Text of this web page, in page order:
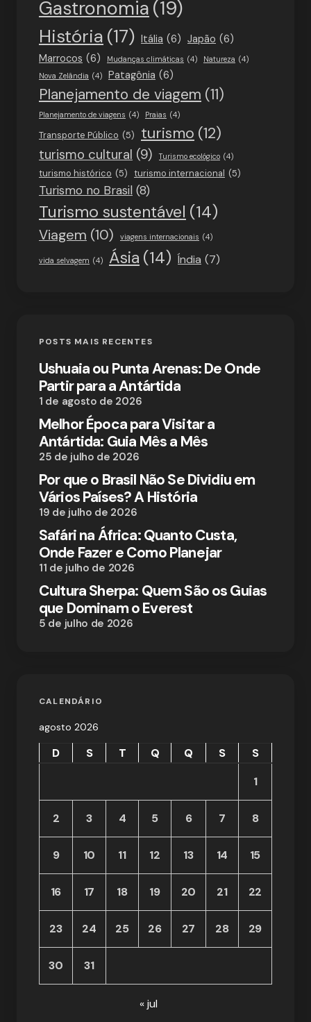
Gastronomia (19)
História (17) Itália (6) Japão (6)
Marrocos (6) Mudanças climáticas (4) Natureza (4)
Nova Zelândia (4) Patagônia (6)
Planejamento de viagem (11)
Planejamento de viagens (4) Praias (4)
Transporte Público (5) turismo (12)
turismo cultural (9) Turismo ecológico (4)
turismo histórico (5) turismo internacional (5)
Turismo no Brasil (8)
Turismo sustentável (14)
Viagem (10) viagens internacionais (4)
vida selvagem (4) Ásia (14) Índia (7)
POSTS MAIS RECENTES
Ushuaia ou Punta Arenas: De Onde
Partir para a Antártida
1 de agosto de 2026
Melhor Época para Visitar a
Antártida: Guia Mês a Mês
25 de julho de 2026
Por que o Brasil Não Se Dividiu em
Vários Países? A História
19 de julho de 2026
Safári na África: Quanto Custa,
Onde Fazer e Como Planejar
11 de julho de 2026
Cultura Sherpa: Quem São os Guias
que Dominam o Everest
5 de julho de 2026
CALENDÁRIO
agosto 2026
D S T Q Q S
S
1
2 3 4 5 6 7 8
9 10 11 12 13 14 15
16 17 18 19 20 21 22
23 24 25 26 27 28 29
30 31
« jul